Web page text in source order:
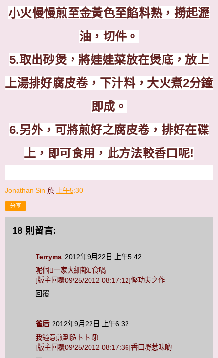
小火慢慢煎至金黃色至餡料熟，撈起瀝
油，切件。
5.取出砂煲，將娃娃菜放在煲底，放上
上湯排好腐皮卷，下汁料，大火煮2分鐘
即成。
6.另外，可將煎好之腐皮卷，排好在碟
上，即可食用，此方法較香口呢!
Jonathan Sin 於 上午5:30
分享
18 則留言:
Terryma 2012年9月22日 上午5:42
呢個一家大細都食喎
[版主回覆09/25/2012 08:17:12]慳功夫之作
回覆
雀后 2012年9月22日 上午6:32
我鐘意煎到脆卜卜呀!
[版主回覆09/25/2012 08:17:36]香口嘢惹味啲